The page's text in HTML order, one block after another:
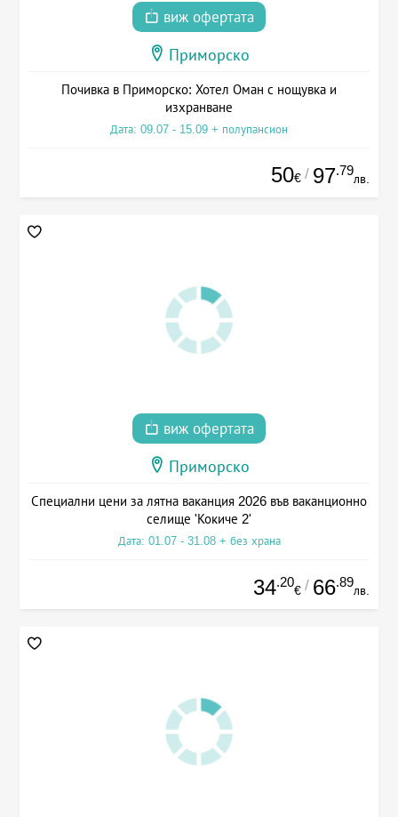
виж офертата
Приморско
Почивка в Приморско: Хотел Оман с нощувка и
изхранване
Дата: 09.07 - 15.09 + полупансион
50€ / 97.79
лв.
виж офертата
Приморско
Специални цени за лятна ваканция 2026 във ваканционно
селище 'Кокиче 2'
Дата: 01.07 - 31.08 + без храна
34.20
€ / 66.89
лв.